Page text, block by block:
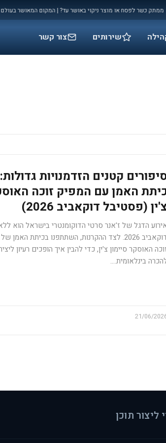
כשר לפסח או מוצר ניקוי באושר עד? | המקום המאושר בעולם
שירותים צור קשר
קטנים הזדמנויות
האמן עם המפיק זוכה
(פסטיבל דוקאביב 2026)
הדגל של ז'אנר סרטי הדוקומנטרי בישראל הוא
דוקאביב 2026. לצד ההקרנות, השתתפנו בכיתת
האוסקר סיימון צ'ין, כדי להבין איך הופכים רעיון
בינלאומית.…
21/06/
תוכן